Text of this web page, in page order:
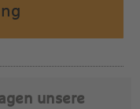
unsere